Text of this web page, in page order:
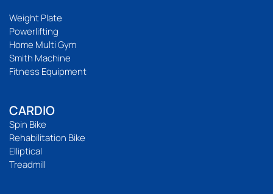
Weight Plate
Powerlifting
Home Multi Gym
Smith Machine
Fitness Equipment
CARDIO
Spin Bike
Rehabilitation Bike
Elliptical
Treadmill